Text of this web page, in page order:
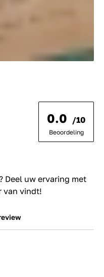
0.0 /10
Beoordeling
Deel uw ervaring met
van vindt!